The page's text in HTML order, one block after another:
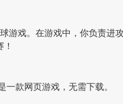
戏。在游戏中，你负责进
款网页游戏，无需下载。